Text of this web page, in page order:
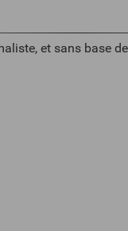
et sans base